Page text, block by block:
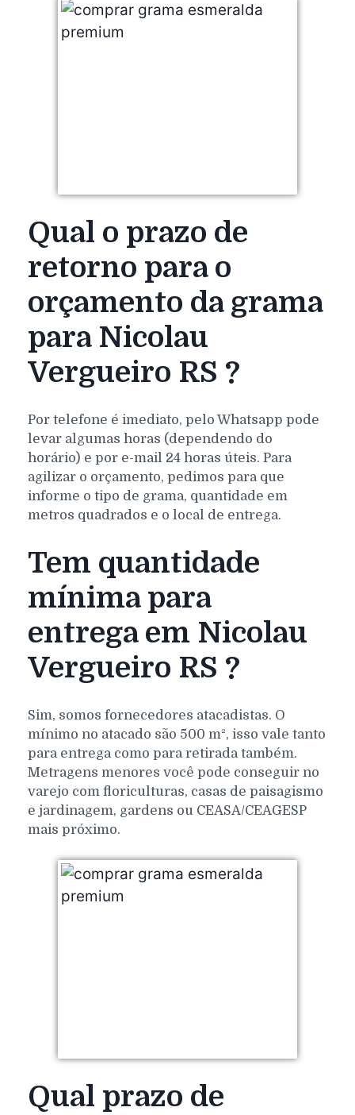
Qual o prazo de
retorno para o
orçamento da grama
para Nicolau
Vergueiro RS ?
Por telefone é imediato, pelo Whatsapp pode
levar algumas horas (dependendo do
horário) e por e-mail 24 horas úteis. Para
agilizar o orçamento, pedimos para que
informe o tipo de grama, quantidade em
metros quadrados e o local de entrega.
Tem quantidade
mínima para
entrega em Nicolau
Vergueiro RS ?
Sim, somos fornecedores atacadistas. O
mínimo no atacado são 500 m², isso vale tanto
para entrega como para retirada também.
Metragens menores você pode conseguir no
varejo com floriculturas, casas de paisagismo
e jardinagem, gardens ou CEASA/CEAGESP
mais próximo.
Qual prazo de